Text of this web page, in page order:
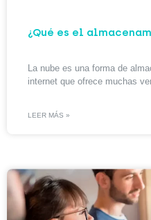
¿Qué es el
La nube es una forma de
internet que ofrece muchas
LEER MÁS »